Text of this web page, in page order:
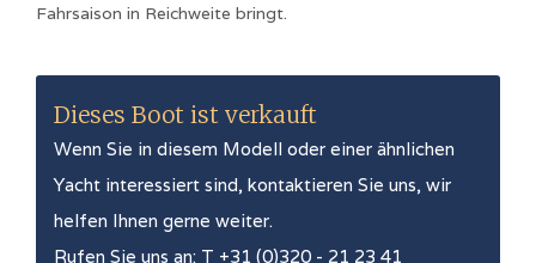
Fahrsaison in Reichweite bringt.
Dieses Boot ist verkauft
Wenn Sie in diesem Modell oder einer ähnlichen
Yacht interessiert sind, kontaktieren Sie uns, wir
helfen Ihnen gerne weiter.
Rufen Sie uns an: T +31 (0)320 - 21 23 41